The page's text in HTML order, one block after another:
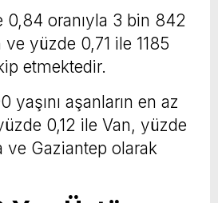
0,84 oranıyla 3 bin 842
yüzde 0,71 ile 1185
etmektedir.
yaşını aşanların en az
0,12 ile Van, yüzde
ve Gaziantep olarak